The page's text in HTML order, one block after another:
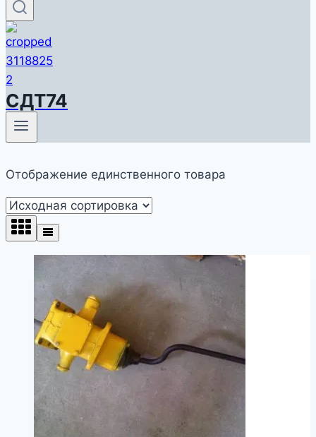
СДТ74
Отображение единственного товара